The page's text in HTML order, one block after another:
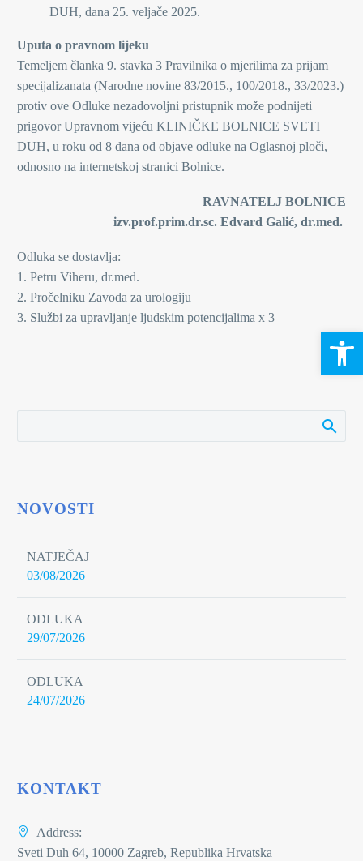
DUH, dana 25. veljače 2025.
Uputa o pravnom lijeku
Temeljem članka 9. stavka 3 Pravilnika o mjerilima za prijam
specijalizanata (Narodne novine 83/2015., 100/2018., 33/2023.)
protiv ove Odluke nezadovoljni pristupnik može podnijeti
prigovor Upravnom vijeću KLINIČKE BOLNICE SVETI
DUH, u roku od 8 dana od objave odluke na Oglasnoj ploči,
odnosno na internetskoj stranici Bolnice.
RAVNATELJ BOLNICE
izv.prof.prim.dr.sc. Edvard Galić, dr.med.
Odluka se dostavlja:
1. Petru Viheru, dr.med.
2. Pročelniku Zavoda za urologiju
3. Službi za upravljanje ljudskim potencijalima x 3
NOVOSTI
NATJEČAJ
03/08/2026
ODLUKA
29/07/2026
ODLUKA
24/07/2026
KONTAKT
Address:
Sveti Duh 64, 10000 Zagreb, Republika Hrvatska